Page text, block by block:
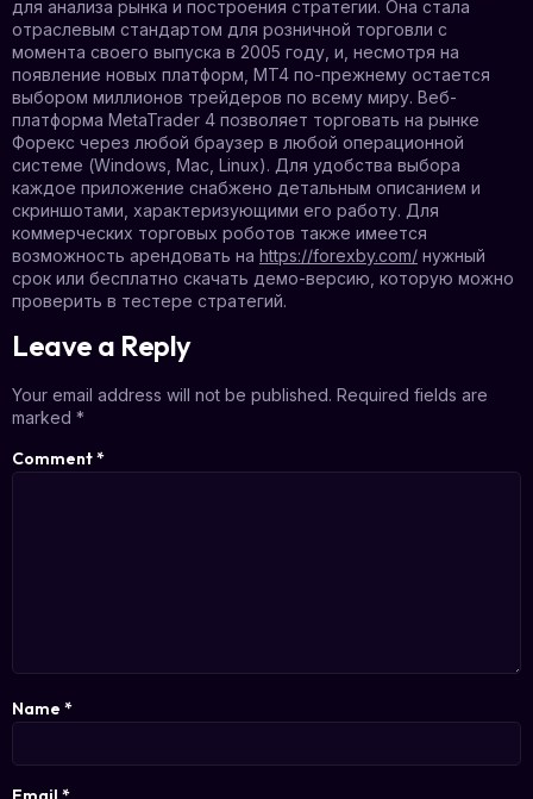
для анализа рынка и построения стратегии. Она стала
отраслевым стандартом для розничной торговли с
момента своего выпуска в 2005 году, и, несмотря на
появление новых платформ, MT4 по-прежнему остается
выбором миллионов трейдеров по всему миру. Веб-
платформа MetaTrader 4 позволяет торговать на рынке
Форекс через любой браузер в любой операционной
системе (Windows, Mac, Linux). Для удобства выбора
каждое приложение снабжено детальным описанием и
скриншотами, характеризующими его работу. Для
коммерческих торговых роботов также имеется
возможность арендовать на https://forexby.com/ нужный
срок или бесплатно скачать демо-версию, которую можно
проверить в тестере стратегий.
Leave a Reply
Your email address will not be published. Required fields are
marked *
Comment*
Name *